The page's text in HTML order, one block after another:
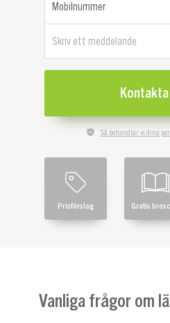
Mobilnummer
Skriv ett meddelande
Så behandlar vi dina
Prisförslag Gratis
Vanliga frågor om